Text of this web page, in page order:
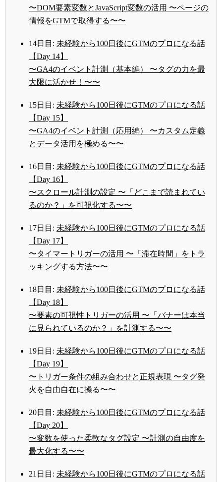
〜DOM要素変数とJavaScript変数の活用 〜ページの
情報をGTMで取得する〜〜
14日目: 未経験から100日後にGTMのプロになる話
【Day 14】
〜GA4のイベント計測（基本編） 〜タグの力を最
大限に活かせ！〜〜
15日目: 未経験から100日後にGTMのプロになる話
【Day 15】
〜GA4のイベント計測（応用編） 〜カスタム定義
とデータ活用を極める〜〜
16日目: 未経験から100日後にGTMのプロになる話
【Day 16】
〜スクロール計測の設定 〜「どこまで読まれてい
るのか？」を可視化する〜〜
17日目: 未経験から100日後にGTMのプロになる話
【Day 17】
〜タイマートリガーの活用 〜「滞在時間」をトラ
ッキングする方法〜〜
18日目: 未経験から100日後にGTMのプロになる話
【Day 18】
〜要素の可視性トリガーの活用 〜「バナーは本当
に見られているのか？」を計測する〜〜
19日目: 未経験から100日後にGTMのプロになる話
【Day 19】
〜トリガー条件の組み合わせと正規表現 〜タグ発
火を自由自在に操る〜〜
20日目: 未経験から100日後にGTMのプロになる話
【Day 20】
〜変数を使った柔軟なタグ設定 〜計測の自由度を
最大化する〜〜
21日目: 未経験から100日後にGTMのプロになる話